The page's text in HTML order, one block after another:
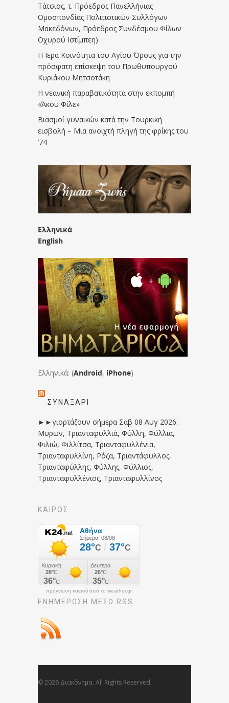
Τάτσιος, τ. Πρόεδρος Πανελλήνιας
Ομοσπονδίας Πολιτιστικών Συλλόγων
Μακεδόνων, Πρόεδρος Συνδέσμου Φίλων
Οχυρού Ιστίμπεη)
Η Ιερά Κοινότητα του Αγίου Όρους για την
πρόσφατη επίσκεψη του Πρωθυπουργού
Κυριάκου Μητσοτάκη
Η νεανική παραβατικότητα στην εκπομπή
«Άκου Φίλε»
Βιασμοί γυναικών κατά την Τουρκική
εισβολή – Μια ανοιχτή πληγή της φρίκης του
’74
Ελληνικά
English
Ελληνικά: (Android, iPhone)
ΣΥΝΑΞΆΡΙ
►►γιορτάζουν σήμερα Σαβ 08 Αυγ 2026:
Μυρων, Τριανταφυλλιά, Φύλλη, Φύλλια,
Φιλιώ, Φιλλίτσα, Τριανταφυλλένια,
Τριανταφυλλίνη, Ρόζα, Τριαντάφυλλος,
Τριανταφύλλης, Φύλλης, Φύλλιος,
Τριανταφυλλένιος, Τριανταφυλλίνος
ΚΑΙΡΟΣ
πρόγνωση καιρού από το weather.gr
ΕΝΗΜΈΡΩΣΉ ΜΕΣΩ RSS
© 2026 Διακόνημα. All Rights Reserved.